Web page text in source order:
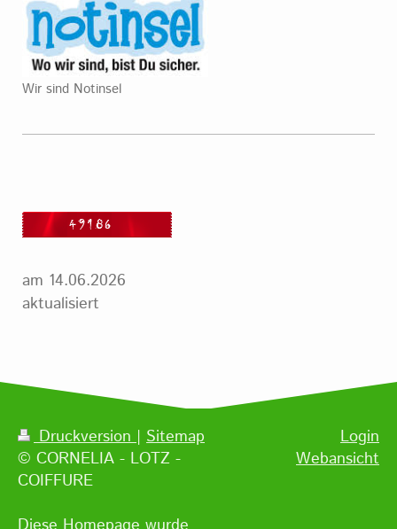
Wir sind Notinsel
am 14.06.2026
aktualisiert
Druckversion| Sitemap
© CORNELIA - LOTZ -
COIFFURE
Login
Webansicht